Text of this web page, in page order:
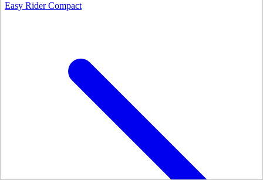
Easy Rider Compact